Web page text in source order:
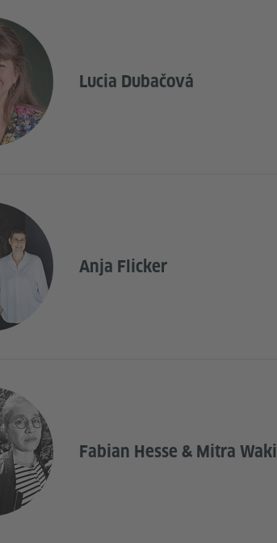
Lucia Dubačová
Anja Flicker
Fabian Hesse & Mitra Wakil